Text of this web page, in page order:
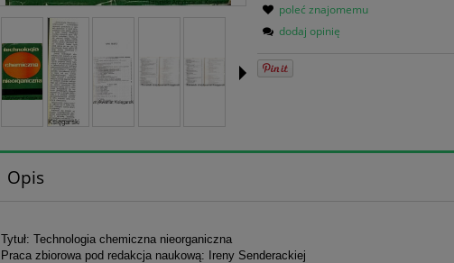
poleć znajomemu
dodaj opinię
Opis
Tytuł: Technologia chemiczna nieorganiczna
Praca zbiorowa pod redakcja naukową: Ireny Senderackiej